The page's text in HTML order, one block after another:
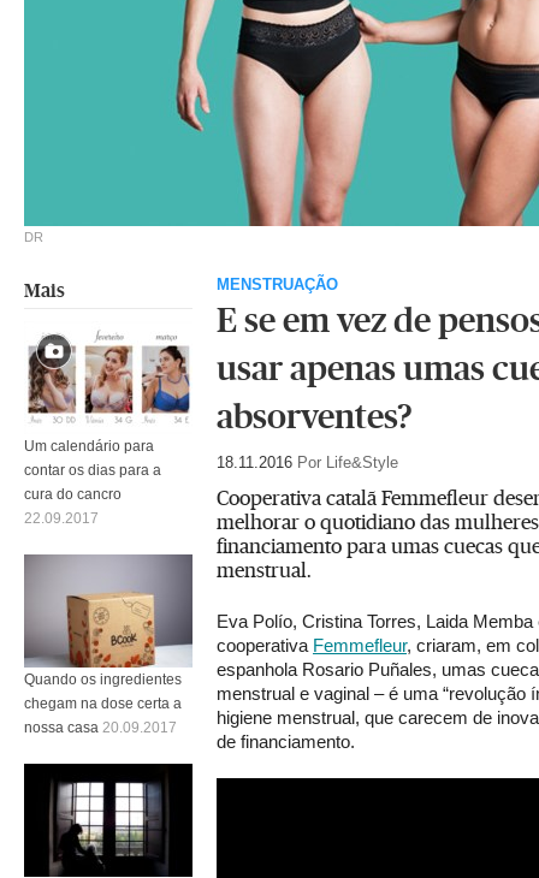
DR
MENSTRUAÇÃO
E se em vez de
usar apenas umas
absorventes?
18.11.2016 Por Life&Style
Cooperativa catalã Femmefleur
melhorar o quotidiano das
financiamento para umas cuecas
menstrual.
Eva Polío, Cristina Torres, Laida
cooperativa Femmefleur, criaram, em
espanhola Rosario Puñales, umas
menstrual e vaginal – é uma “revolução
higiene menstrual, que carecem de
de financiamento.
Mais
Um calendário para
contar os dias para a
cura do cancro
22.09.2017
Quando os ingredientes
chegam na dose certa a
nossa casa 20.09.2017